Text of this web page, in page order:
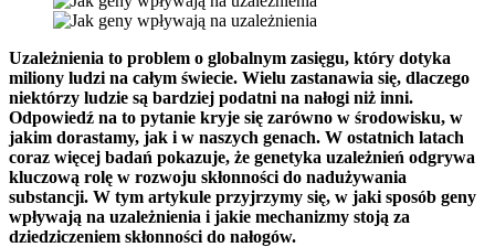
Uzależnienia to problem o globalnym zasięgu, który dotyka
miliony ludzi na całym świecie. Wielu zastanawia się, dlaczego
niektórzy ludzie są bardziej podatni na nałogi niż inni.
Odpowiedź na to pytanie kryje się zarówno w środowisku, w
jakim dorastamy, jak i w naszych genach. W ostatnich latach
coraz więcej badań pokazuje, że genetyka uzależnień odgrywa
kluczową rolę w rozwoju skłonności do nadużywania
substancji. W tym artykule przyjrzymy się, w jaki sposób geny
wpływają na uzależnienia i jakie mechanizmy stoją za
dziedziczeniem skłonności do nałogów.